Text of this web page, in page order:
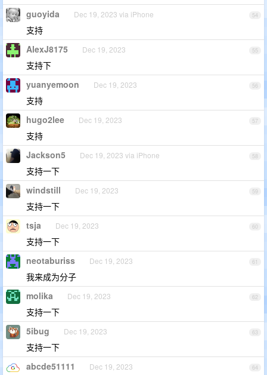
54
guoyida Dec 19, 2023 via iPhone
支持
55
AlexJ8175 Dec 19, 2023
支持下
56
yuanyemoon Dec 19, 2023
支持
57
hugo2lee Dec 19, 2023
支持
58
Jackson5 Dec 19, 2023 via iPhone
支持一下
59
windstill Dec 19, 2023
支持一下
60
tsja Dec 19, 2023
支持一下
61
neotaburiss Dec 19, 2023
我来成为分子
62
molika Dec 19, 2023
支持一下
63
5ibug Dec 19, 2023
支持一下
64
abcde51111 Dec 19, 2023